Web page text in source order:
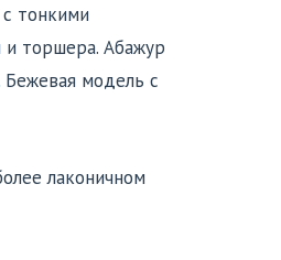
тонкими
и торшера. Абажур
модель с
лаконичном